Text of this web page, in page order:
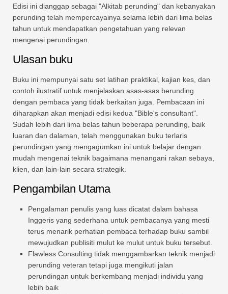
Edisi ini dianggap sebagai "Alkitab perunding" dan kebanyakan
perunding telah mempercayainya selama lebih dari lima belas
tahun untuk mendapatkan pengetahuan yang relevan
mengenai perundingan.
Ulasan buku
Buku ini mempunyai satu set latihan praktikal, kajian kes, dan
contoh ilustratif untuk menjelaskan asas-asas berunding
dengan pembaca yang tidak berkaitan juga. Pembacaan ini
diharapkan akan menjadi edisi kedua "Bible's consultant".
Sudah lebih dari lima belas tahun beberapa perunding, baik
luaran dan dalaman, telah menggunakan buku terlaris
perundingan yang mengagumkan ini untuk belajar dengan
mudah mengenai teknik bagaimana menangani rakan sebaya,
klien, dan lain-lain secara strategik.
Pengambilan Utama
Pengalaman penulis yang luas dicatat dalam bahasa
Inggeris yang sederhana untuk pembacanya yang mesti
terus menarik perhatian pembaca terhadap buku sambil
mewujudkan publisiti mulut ke mulut untuk buku tersebut.
Flawless Consulting tidak menggambarkan teknik menjadi
perunding veteran tetapi juga mengikuti jalan
perundingan untuk berkembang menjadi individu yang
lebih baik